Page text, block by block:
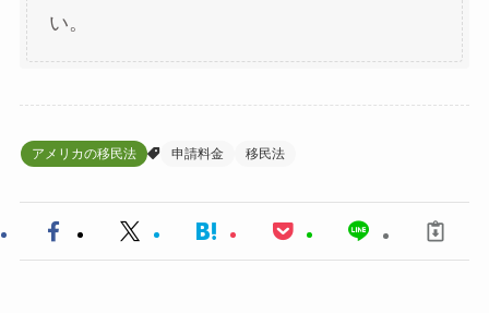
い。
アメリカの移民法 申請料金 移民法